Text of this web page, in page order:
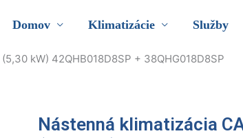
Domov Klimatizácie Služby
kW) 42QHB018D8SP + 38QHG018D8SP
Nástenná klimatizácia